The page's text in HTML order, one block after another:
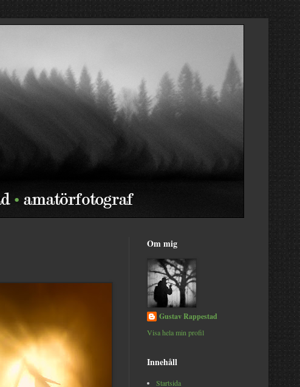
Om mig
Gustav Rappestad
Visa hela min profil
Innehåll
Startsida